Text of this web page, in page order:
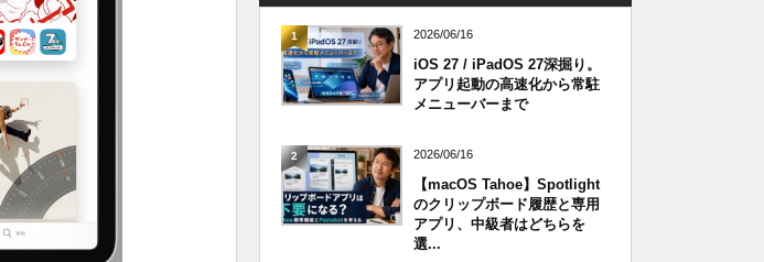
1 2026/06/16
iOS 27 / iPadOS 27深掘り。
アプリ起動の高速化から常駐
メニューバーまで
2 2026/06/16
【macOS Tahoe】Spotlight
のクリップボード履歴と専用
アプリ、中級者はどちらを
選...